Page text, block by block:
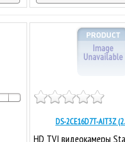
DS-2CE16D7T-AIT3Z
HD TVI видеокамеры